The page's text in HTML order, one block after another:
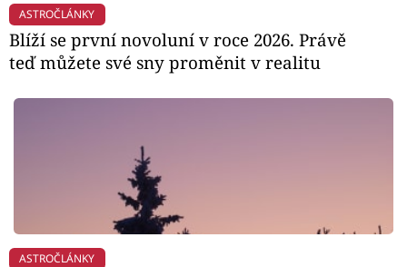
ASTROČLÁNKY
Blíží se první novoluní v roce 2026. Právě
teď můžete své sny proměnit v realitu
ASTROČLÁNKY